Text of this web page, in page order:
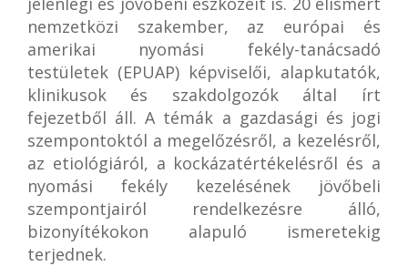
nemzetközi szakember, az európai és
amerikai nyomási fekély-tanácsadó
testületek (EPUAP) képviselői, alapkutatók,
klinikusok és szakdolgozók által írt
fejezetből áll. A témák a gazdasági és jogi
szempontoktól a megelőzésről, a kezelésről,
az etiológiáról, a kockázatértékelésről és a
nyomási fekély kezelésének jövőbeli
szempontjairól rendelkezésre álló,
bizonyítékokon alapuló ismeretekig
terjednek.